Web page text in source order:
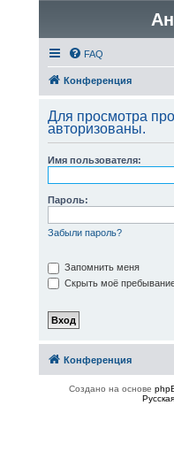
FAQ
Конференция
Для просмотра
авторизованы.
Имя пользователя:
Пароль:
Забыли пароль?
Запомнить меня
Скрыть моё
Конференция
Создано на основе